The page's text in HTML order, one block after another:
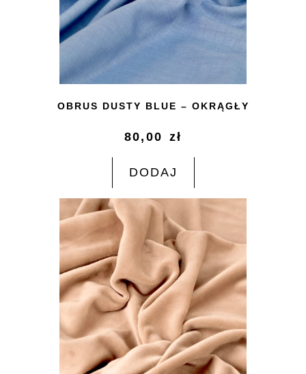
OBRUS DUSTY BLUE – OKRĄGŁY
80,00 zł
DODAJ